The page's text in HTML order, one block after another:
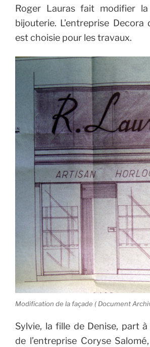
Roger Lauras fait modifier
bijouterie. L’entreprise Decora
est choisie pour les travaux.
Modification de la façade ( Document
Sylvie, la fille de Denise, part
de l’entreprise Coryse